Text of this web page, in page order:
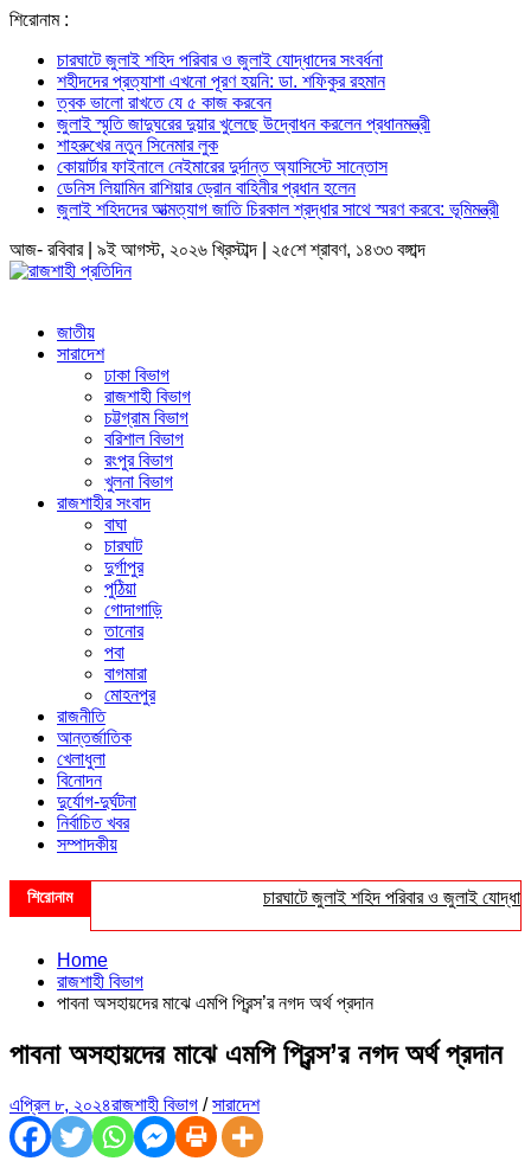
শিরোনাম :
চারঘাটে জুলাই শহিদ পরিবার ও জুলাই যোদ্ধাদের সংবর্ধনা
শহীদদের প্রত্যাশা এখনো পূরণ হয়নি: ডা. শফিকুর রহমান
ত্বক ভালো রাখতে যে ৫ কাজ করবেন
জুলাই স্মৃতি জাদুঘরের দুয়ার খুলেছে উদ্বোধন করলেন প্রধানমন্ত্রী
শাহরুখের নতুন সিনেমার লুক
কোয়ার্টার ফাইনালে নেইমারের দুর্দান্ত অ্যাসিস্টে সান্তোস
ডেনিস লিয়ামিন রাশিয়ার ড্রোন বাহিনীর প্রধান হলেন
জুলাই শহিদদের আত্মত্যাগ জাতি চিরকাল শ্রদ্ধার সাথে স্মরণ করবে: ভূমিমন্ত্রী
আজ- রবিবার | ৯ই আগস্ট, ২০২৬ খ্রিস্টাব্দ | ২৫শে শ্রাবণ, ১৪৩৩ বঙ্গাব্দ
জাতীয়
সারাদেশ
ঢাকা বিভাগ
রাজশাহী বিভাগ
চট্টগ্রাম বিভাগ
বরিশাল বিভাগ
রংপুর বিভাগ
খুলনা বিভাগ
রাজশাহীর সংবাদ
বাঘা
চারঘাট
দুর্গাপুর
পুঠিয়া
গোদাগাড়ি
তানোর
পবা
বাগমারা
মোহনপুর
রাজনীতি
আন্তর্জাতিক
খেলাধুলা
বিনোদন
দুর্যোগ-দুর্ঘটনা
নির্বাচিত খবর
সম্পাদকীয়
শিরোনাম চারঘাটে জুলাই শহিদ পরিবার ও জুলাই যোদ্ধাদের
Home
রাজশাহী বিভাগ
পাবনা অসহায়দের মাঝে এমপি প্রিন্স’র নগদ অর্থ প্রদান
পাবনা অসহায়দের মাঝে এমপি প্রিন্স’র নগদ অর্থ প্রদান
এপ্রিল ৮, ২০২৪রাজশাহী বিভাগ /সারাদেশ